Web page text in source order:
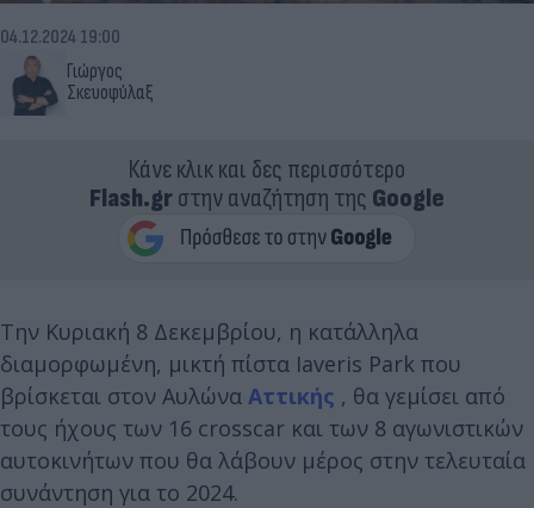
Γιώργος
Σκευοφύλαξ
04.12.2024 19:00
Κάνε κλικ και δες περισσότερο
Flash.grστην αναζήτηση της Google
Την Κυριακή 8 Δεκεμβρίου, η κατάλληλα
διαμορφωμένη, μικτή πίστα Iaveris Park που
βρίσκεται στον Αυλώνα Αττικής , θα γεμίσει από
τους ήχους των 16 crosscar και των 8 αγωνιστικών
αυτοκινήτων που θα λάβουν μέρος στην τελευταία
συνάντηση για το 2024.